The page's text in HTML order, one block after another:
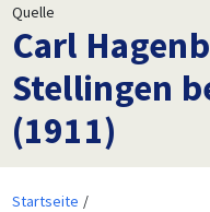
Quelle
Carl
Stellingen
(1911)
Startseite